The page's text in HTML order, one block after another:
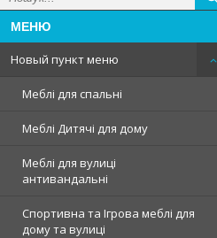
Новый пункт меню
Меблі для спальні
Меблі Дитячі для дому
Меблі для вулиці
антивандальні
Спортивна та Ігрова меблі для
дому та вулиці